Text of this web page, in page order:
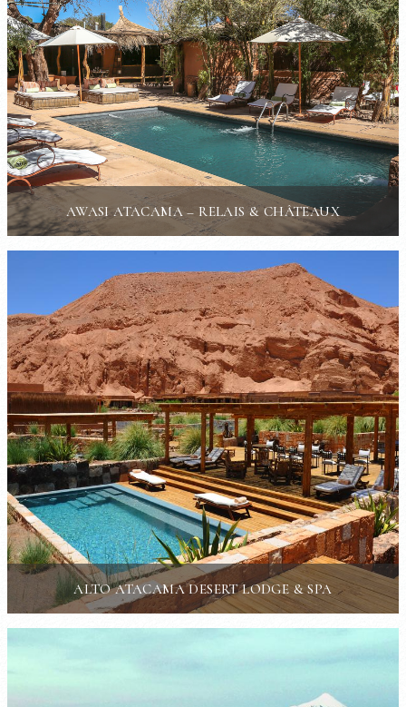
AWASI ATACAMA – RELAIS & CHÂTEAUX
ALTO ATACAMA DESERT LODGE & SPA